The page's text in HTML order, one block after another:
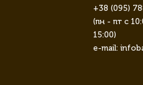
+38 (095)
(пн - пт с
15:00)
e-mail: